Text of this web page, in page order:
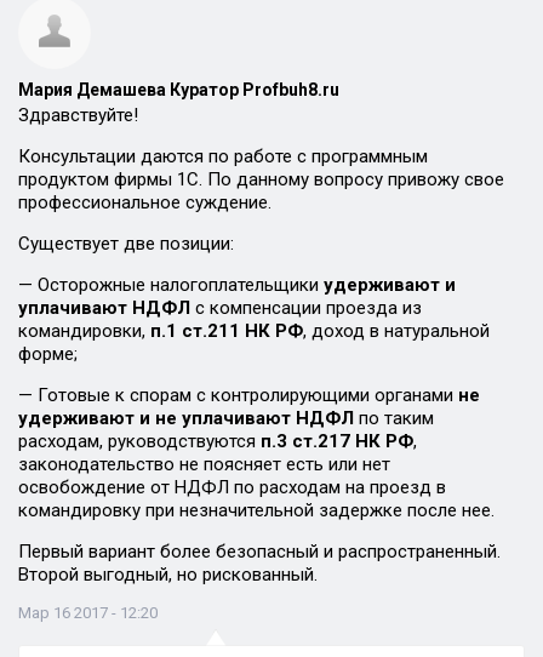
Мария Демашева Куратор Profbuh8.ru
Здравствуйте!
Консультации даются по работе с программным
продуктом фирмы 1С. По данному вопросу привожу свое
профессиональное суждение.
Существует две позиции:
— Осторожные налогоплательщики удерживают и
уплачивают НДФЛ с компенсации проезда из
командировки, п.1 ст.211 НК РФ, доход в натуральной
форме;
— Готовые к спорам с контролирующими органами не
удерживают и не уплачивают НДФЛ по таким
расходам, руководствуются п.3 ст.217 НК РФ,
законодательство не поясняет есть или нет
освобождение от НДФЛ по расходам на проезд в
командировку при незначительной задержке после нее.
Первый вариант более безопасный и распространенный.
Второй выгодный, но рискованный.
Мар 16 2017 - 12:20